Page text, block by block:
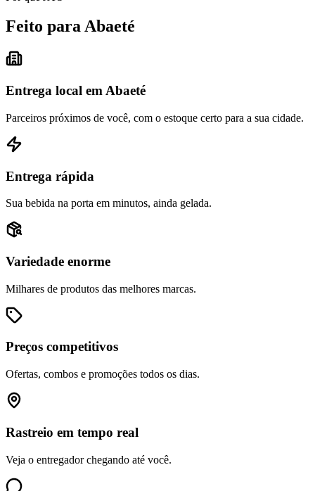
Feito para Abaeté
Entrega local em Abaeté
Parceiros próximos de você, com o estoque certo para a sua cidade.
Entrega rápida
Sua bebida na porta em minutos, ainda gelada.
Variedade enorme
Milhares de produtos das melhores marcas.
Preços competitivos
Ofertas, combos e promoções todos os dias.
Rastreio em tempo real
Veja o entregador chegando até você.